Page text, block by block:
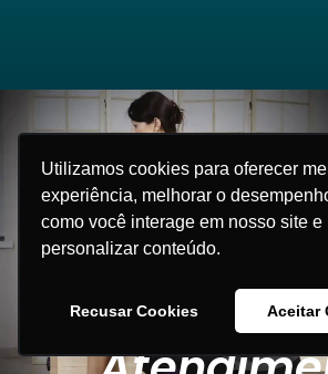
Utilizamos cookies para oferecer
experiência, melhorar o
como você interage em nosso site e
personalizar conteúdo.
Recusar Cookies Aceitar